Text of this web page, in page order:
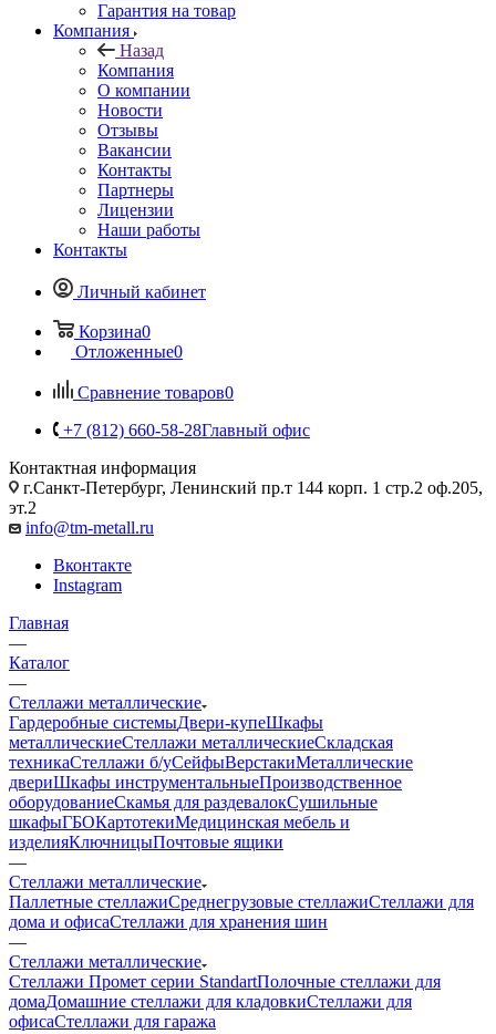
Гарантия на товар
Компания
Назад
Компания
О компании
Новости
Отзывы
Вакансии
Контакты
Партнеры
Лицензии
Наши работы
Контакты
Личный кабинет
Корзина0
Отложенные0
Сравнение товаров0
+7 (812) 660-58-28Главный офис
Контактная информация
г.Санкт-Петербург, Ленинский пр.т 144 корп. 1 стр.2 оф.205,
эт.2
info@tm-metall.ru
Вконтакте
Instagram
Главная
—
Каталог
—
Стеллажи металлические
Гардеробные системыДвери-купеШкафы
металлическиеСтеллажи металлическиеСкладская
техникаСтеллажи б/уСейфыВерстакиМеталлические
двериШкафы инструментальныеПроизводственное
оборудованиеСкамья для раздевалокСушильные
шкафыГБОКартотекиМедицинская мебель и
изделияКлючницыПочтовые ящики
—
Стеллажи металлические
Паллетные стеллажиСреднегрузовые стеллажиСтеллажи для
дома и офисаСтеллажи для хранения шин
—
Стеллажи металлические
Стеллажи Промет серии StandartПолочные стеллажи для
домаДомашние стеллажи для кладовкиСтеллажи для
офисаСтеллажи для гаража